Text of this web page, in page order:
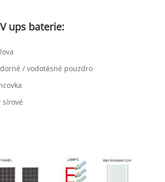
ups baterie:
/ vodotěsné pouzdro
sírové